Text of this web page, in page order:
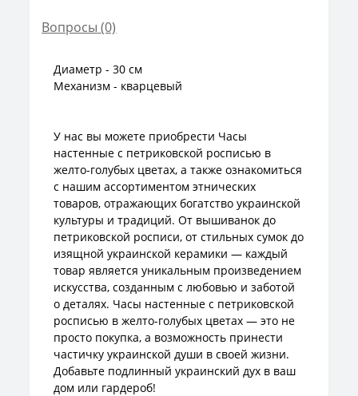
Вопросы (0)
Диаметр - 30 см
Механизм - кварцевый
У нас вы можете приобрести Часы
настенные с петриковской росписью в
желто-голубых цветах, а также ознакомиться
с нашим ассортиментом этнических
товаров, отражающих богатство украинской
культуры и традиций. От вышиванок до
петриковской росписи, от стильных сумок до
изящной украинской керамики — каждый
товар является уникальным произведением
искусства, созданным с любовью и заботой
о деталях. Часы настенные с петриковской
росписью в желто-голубых цветах — это не
просто покупка, а возможность принести
частичку украинской души в своей жизни.
Добавьте подлинный украинский дух в ваш
дом или гардероб!